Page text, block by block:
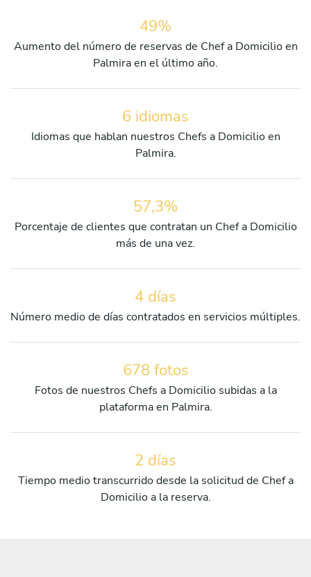
49%
Aumento del número de reservas de Chef a Domicilio en
Palmira en el último año.
6 idiomas
Idiomas que hablan nuestros Chefs a Domicilio en
Palmira.
57,3%
Porcentaje de clientes que contratan un Chef a Domicilio
más de una vez.
4 días
Número medio de días contratados en servicios múltiples.
678 fotos
Fotos de nuestros Chefs a Domicilio subidas a la
plataforma en Palmira.
2 días
Tiempo medio transcurrido desde la solicitud de Chef a
Domicilio a la reserva.